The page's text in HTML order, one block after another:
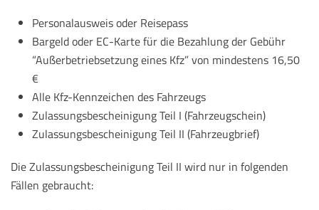
Personalausweis oder Reisepass
Bargeld oder EC-Karte für die Bezahlung der Gebühr
“Außerbetriebsetzung eines Kfz” von mindestens 16,50
€
Alle Kfz-Kennzeichen des Fahrzeugs
Zulassungsbescheinigung Teil I (Fahrzeugschein)
Zulassungsbescheinigung Teil II (Fahrzeugbrief)
Die Zulassungsbescheinigung Teil II wird nur in folgenden
Fällen gebraucht: